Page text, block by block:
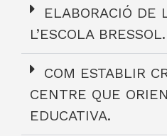
ELABORACIÓ DE
L’ESCOLA BRESSOL.
COM ESTABLIR
CENTRE QUE
EDUCATIVA.